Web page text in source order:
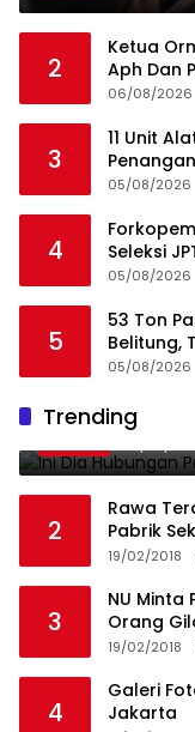
2
Ketua
Aph Dan
Angkut
06/08/2026
3
11 Unit
05/08/2026
4
Seleksi
dan
05/08/2026
5
53 Ton
Belitung,
Diburu
05/08/2026
Trending
1
Gerindra
19/02/
2
Rawa
Pabrik
19/02/2018
3
NU Minta
Orang
19/02/2018
4
Galeri
Jakarta